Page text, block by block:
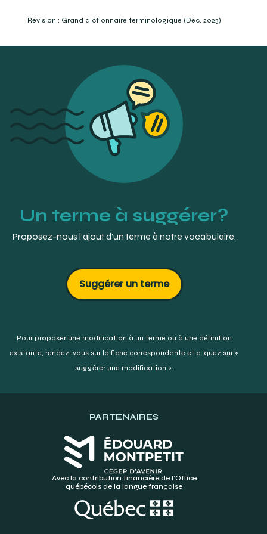
GLOSSARY OF PROSTHODONTIC TERMS COMMITTEE (2017).
Prosthetic Dentistry. Page e63. :
NELSON, Stanley J. (2015). Wheeler’s Dental Anatomy,
Physiology, and Occlusion. 10e éd. Elsevier-Saunders.
Saint Louis. p. 294.
Révision : Grand dictionnaire terminologique (Déc. 2023)
Un terme à suggérer?
Proposez-nous l’ajout d’un terme à notre vocabulaire.
Suggérer un terme
Pour proposer une modification à un terme ou à une définition
existante, rendez-vous sur la fiche correspondante et cliquez sur «
suggérer une modification ».
PARTENAIRES
Avec la contribution financière de l’Office
québécois de la langue française